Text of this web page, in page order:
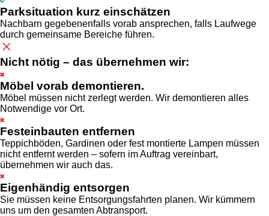
Parksituation kurz einschätzen
Nachbarn gegebenenfalls vorab ansprechen, falls Laufwege
durch gemeinsame Bereiche führen.
Nicht nötig – das übernehmen wir:
Möbel vorab demontieren.
Möbel müssen nicht zerlegt werden. Wir demontieren alles
Notwendige vor Ort.
Festeinbauten entfernen
Teppichböden, Gardinen oder fest montierte Lampen müssen
nicht entfernt werden – sofern im Auftrag vereinbart,
übernehmen wir auch das.
Eigenhändig entsorgen
Sie müssen keine Entsorgungsfahrten planen. Wir kümmern
uns um den gesamten Abtransport.